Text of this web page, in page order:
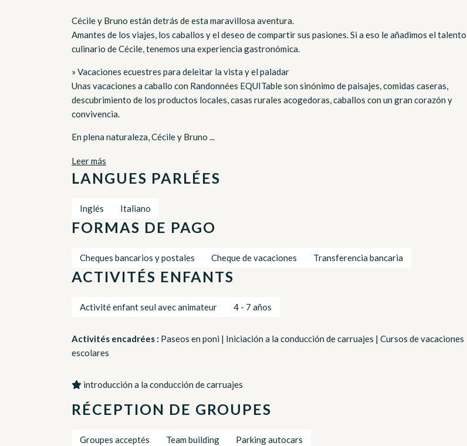
Cécile y Bruno están detrás de esta maravillosa aventura.
Amantes de los viajes, los caballos y el deseo de compartir sus pasiones. Si a eso le añadimos el talento
culinario de Cécile, tenemos una experiencia gastronómica.
» Vacaciones ecuestres para deleitar la vista y el paladar
Unas vacaciones a caballo con Randonnées EQUITable son sinónimo de paisajes, comidas caseras,
descubrimiento de los productos locales, casas rurales acogedoras, caballos con un gran corazón y
convivencia.
En plena naturaleza, Cécile y Bruno ...
Leer más
LANGUES PARLÉES
Inglés Italiano
FORMAS DE PAGO
Cheques bancarios y postales Cheque de vacaciones Transferencia bancaria
ACTIVITÉS ENFANTS
Activité enfant seul avec animateur 4 - 7 años
Activités encadrées : Paseos en poni | Iniciación a la conducción de carruajes | Cursos de vacaciones
escolares
introducción a la conducción de carruajes
RÉCEPTION DE GROUPES
Groupes acceptés Team building Parking autocars